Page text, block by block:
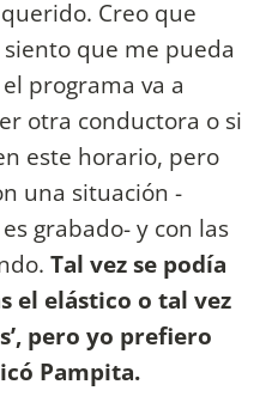
Creo que
que me pueda
programa va a
otra conductora o si
este horario, pero
una situación -
grabado- y con las
Tal vez se podía
el elástico o tal vez
pero yo prefiero
Pampita.